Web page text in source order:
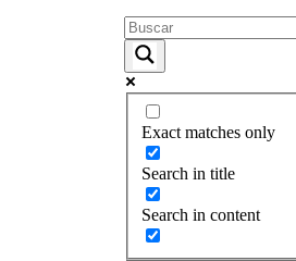
Exact matches only
Search in title
Search in content